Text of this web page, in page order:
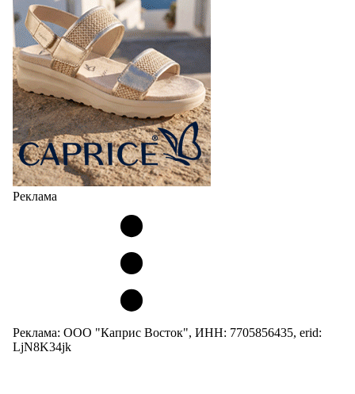
Реклама
Реклама: ООО "Каприс Восток", ИНН: 7705856435, erid:
LjN8K34jk